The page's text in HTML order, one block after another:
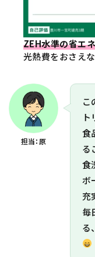
ZEH水準の省エ
光熱費をおさえ
担当：原
こ
食
る
食
ボ
充
毎
る